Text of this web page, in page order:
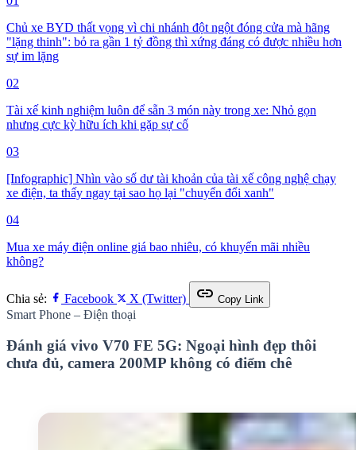
Chủ xe BYD thất vọng vì chi nhánh đột ngột đóng cửa mà hãng
"lặng thinh": bỏ ra gần 1 tỷ đồng thì xứng đáng có được nhiều hơn
sự im lặng
02
Tài xế kinh nghiệm luôn để sẵn 3 món này trong xe: Nhỏ gọn
nhưng cực kỳ hữu ích khi gặp sự cố
03
[Infographic] Nhìn vào số dư tài khoản của tài xế công nghệ chạy
xe điện, ta thấy ngay tại sao họ lại "chuyển đổi xanh"
04
Mua xe máy điện online giá bao nhiêu, có khuyến mãi nhiều
không?
Chia sẻ: Facebook X (Twitter) link Copy Link
Smart Phone – Điện thoại
Đánh giá vivo V70 FE 5G: Ngoại hình đẹp thôi
chưa đủ, camera 200MP không có điểm chê